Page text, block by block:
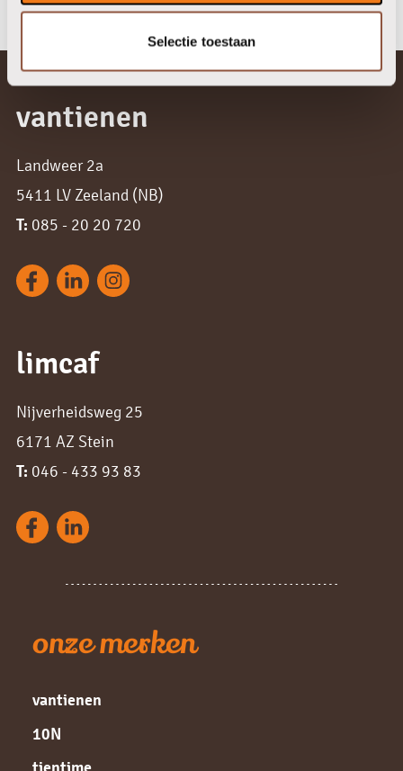
Selectie toestaan
vantienen
Landweer 2a
5411 LV Zeeland (NB)
T: 085 - 20 20 720
limcaf
Nijverheidsweg 25
6171 AZ Stein
T: 046 - 433 93 83
onze merken
vantienen
10N